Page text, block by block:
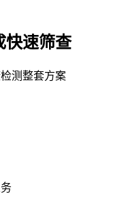
快速筛查
测整套方案